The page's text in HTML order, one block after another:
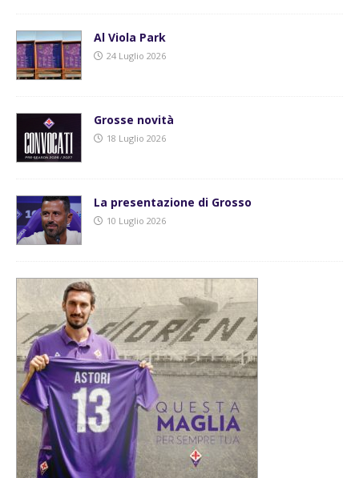
Al Viola Park
24 Luglio 2026
Grosse novità
18 Luglio 2026
La presentazione di Grosso
10 Luglio 2026